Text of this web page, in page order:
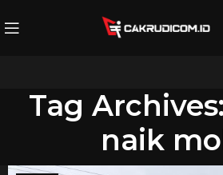
Tag
naik